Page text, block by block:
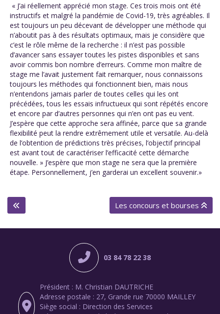
« J’ai réellement apprécié mon stage. Ces trois mois ont été
instructifs et malgré la pandémie de Covid-19, très agréables. Il
est toujours un peu décevant de développer une méthode qui
n’aboutit pas à des résultats optimaux, mais je considère que
c’est le rôle même de la recherche : il n’est pas possible
d’avancer sans essayer toutes les pistes disponibles et sans
avoir commis bon nombre d’erreurs. Comme mon maître de
stage me l’avait justement fait remarquer, nous connaissons
toujours les méthodes qui fonctionnent bien, mais nous
n’entendons jamais parler de toutes celles qui les ont
précédées, tous les essais infructueux qui sont répétés encore
et encore par d’autres personnes qui n’en ont pas eu vent.
J’espère que cette approche sera affinée, parce que sa grande
flexibilité peut la rendre extrêmement utile et versatile. Au-delà
de l’obtention de prédictions très précises, l’objectif principal
est avant tout de caractériser l’efficacité cette démarche
nouvelle. » J’espère que mon stage ne sera que la première
étape. Personnellement, j’en garderai un excellent souvenir.»
Les concours et bourses
03 84 78 22 38
Président : M. Christian DAUTRICHE
Adresse postale : 27, Grande rue 70000 MAILLEY
Siège social : Direction des Services